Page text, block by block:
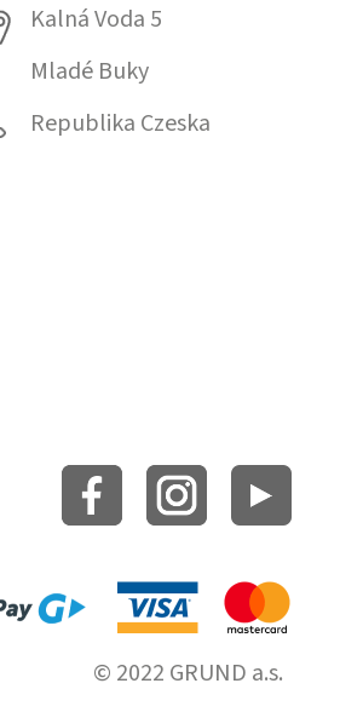
Kalná Voda 5
Mladé Buky
Republika Czeska
© 2022 GRUND a.s.